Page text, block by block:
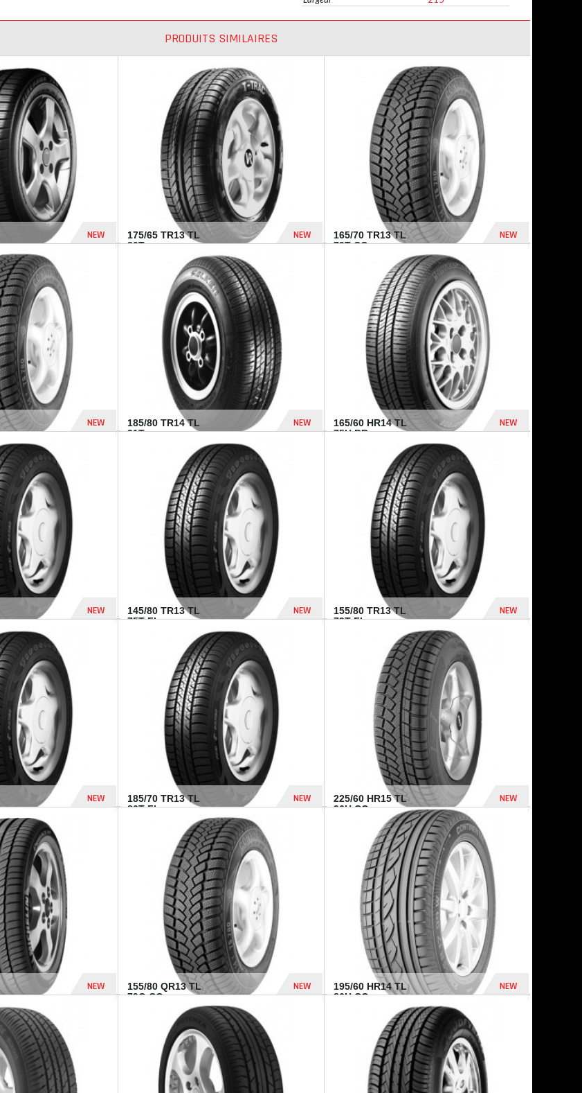
PRODUITS SIMILAIRES
NEW
394 Dhs
175/65 TR13 TL
80T...
NEW
165/70 TR13 TL
79T CO...
NEW
364 Dhs
NEW
185/80 TR14 TL
91T...
NEW
448 Dhs
165/60 HR14 TL
75H BR...
NEW
NEW
145/80 TR13 TL
75T FI...
NEW
155/80 TR13 TL
79T FI...
NEW
NEW
185/70 TR13 TL
86T FI...
NEW
432 Dhs
225/60 HR15 TL
96H CO...
NEW
1 040 Dhs
NEW
1 182 Dhs
155/80 QR13 TL
79Q CO...
NEW
195/60 HR14 TL
86H CO...
NEW
790 Dhs